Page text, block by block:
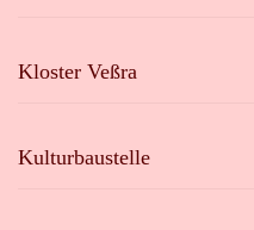
Kloster Veßra
Kulturbaustelle